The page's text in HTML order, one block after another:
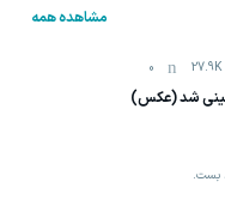
مشاهده همه
27.9K
0
شد (عکس)
بست.